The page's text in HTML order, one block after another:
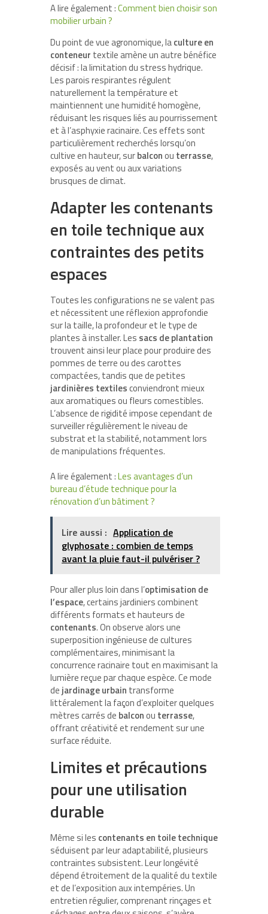
A lire également :Comment bien choisir son
mobilier urbain ?
Du point de vue agronomique, laculture en
conteneur textile amène un autre bénéfice
décisif : la limitation du stress hydrique.
Les parois respirantes régulent
naturellement la température et
maintiennent une humidité homogène,
réduisant les risques liés au pourrissement
et à l’asphyxie racinaire. Ces effets sont
particulièrement recherchés lorsqu’on
cultive en hauteur, surbalconou terrasse,
exposés au vent ou aux variations
brusques de climat.
Adapter les contenants
en toile technique aux
contraintes des petits
espaces
Toutes les configurations ne se valent pas
et nécessitent une réflexion approfondie
sur la taille, la profondeur et le type de
plantes à installer. Les sacs de plantation
trouvent ainsi leur place pour produire des
pommes de terre ou des carottes
compactées, tandis que de petites
jardinières textilesconviendront mieux
aux aromatiques ou fleurs comestibles.
L’absence de rigidité impose cependant de
surveiller régulièrement le niveau de
substrat et la stabilité, notamment lors
de manipulations fréquentes.
A lire également :Les avantages d’un
bureau d’étude technique pour la
rénovation d’un bâtiment ?
Lire aussi : Application de
glyphosate : combien de temps
avant la pluie faut-il pulvériser ?
Pour aller plus loin dans l’optimisation de
l’espace, certains jardiniers combinent
différents formats et hauteurs de
contenants. On observe alors une
superposition ingénieuse de cultures
complémentaires, minimisant la
concurrence racinaire tout en maximisant la
lumière reçue par chaque espèce. Ce mode
de jardinage urbain transforme
littéralement la façon d’exploiter quelques
mètres carrés de balconou terrasse,
offrant créativité et rendement sur une
surface réduite.
Limites et précautions
pour une utilisation
durable
Même si les contenants en toile technique
séduisent par leur adaptabilité, plusieurs
contraintes subsistent. Leur longévité
dépend étroitement de la qualité du textile
et de l’exposition aux intempéries. Un
entretien régulier, comprenant rinçages et